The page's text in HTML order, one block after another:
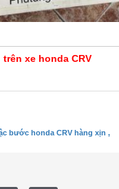
xe honda CRV
bước honda CRV hàng xịn ,